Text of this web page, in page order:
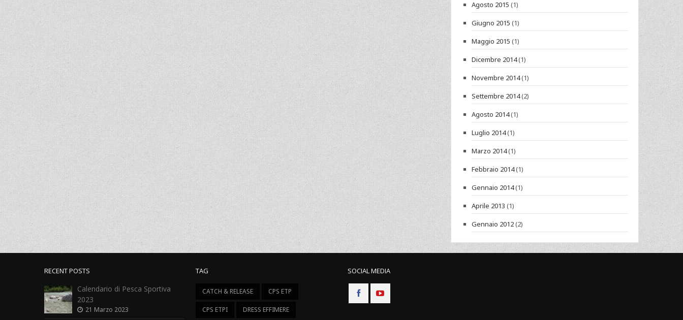
Agosto 2015 (1)
Giugno 2015 (1)
Maggio 2015 (1)
Dicembre 2014(1)
Novembre 2014(1)
Settembre 2014(2)
Agosto 2014(1)
Luglio 2014(1)
Marzo 2014(1)
Febbraio 2014(1)
Gennaio 2014(1)
Aprile 2013 (1)
Gennaio 2012(2)
RECENT POSTS
Calendario di Pesca Sportiva
2023
21 Marzo 2023
TAG
CATCH & RELEASE CPS ETP
CPS ETPI DRESS EFFIMERE
SOCIAL MEDIA